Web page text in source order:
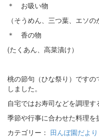
＊ お吸い物
（そうめん、三つ葉、エソ
＊ 香の物
(たくあん、高菜漬け）
桃の節句（ひな祭り）です
しました。
自宅ではお寿司などを調理す
季節や行事に合わせた料理を
カテゴリー： 田んぼ園だより